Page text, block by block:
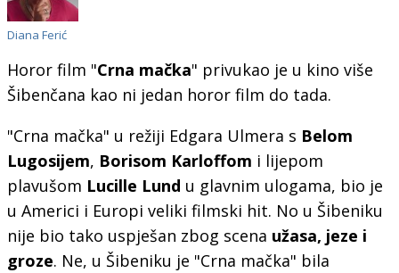
Diana Ferić
Horor film "Crna mačka" privukao je u kino više
Šibenčana kao ni jedan horor film do tada.
"Crna mačka" u režiji Edgara Ulmera s Belom
Lugosijem, Borisom Karloffom i lijepom
plavušom Lucille Lund u glavnim ulogama, bio je
u Americi i Europi veliki filmski hit. No u Šibeniku
nije bio tako uspješan zbog scena užasa, jeze i
groze. Ne, u Šibeniku je "Crna mačka" bila